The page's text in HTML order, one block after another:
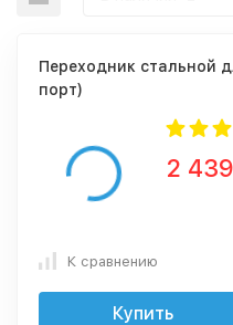
Переходник стальной
порт)
2 439
К сравнению
Купить